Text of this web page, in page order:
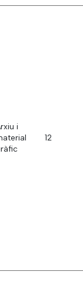
i
12